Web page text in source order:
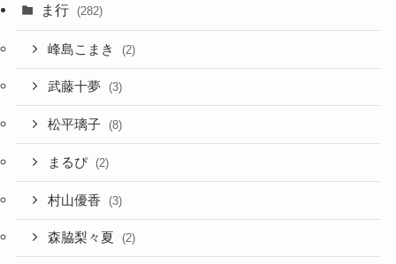
ま行 (282)
峰島こまき (2)
武藤十夢 (3)
松平璃子 (8)
まるぴ (2)
村山優香 (3)
森脇梨々夏 (2)